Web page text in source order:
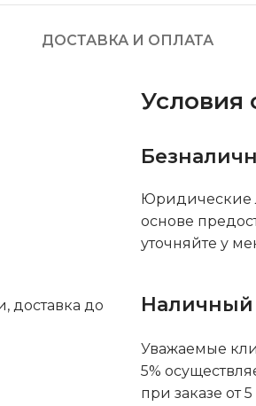
ДОСТАВКА И ОПЛАТА
доставка до
Условия
Юридические
основе
уточняйте у
Наличный
Уважаемые
5%
при заказе от